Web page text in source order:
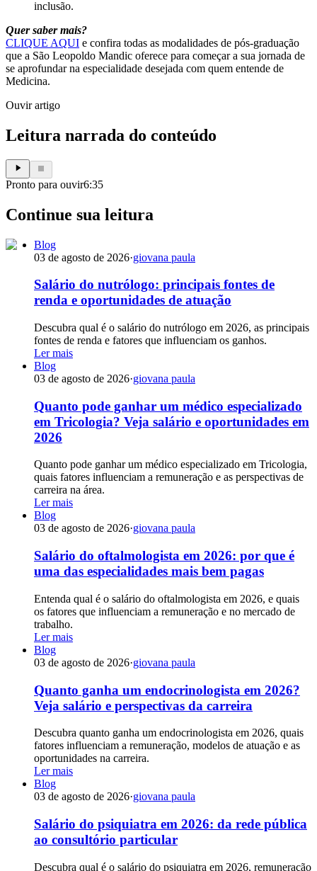
inclusão.
Quer saber mais?
CLIQUE AQUI e confira todas as modalidades de pós-graduação
que a São Leopoldo Mandic oferece para começar a sua jornada de
se aprofundar na especialidade desejada com quem entende de
Medicina.
Ouvir artigo
Leitura narrada do conteúdo
Pronto para ouvir6:35
Continue sua leitura
Blog
03 de agosto de 2026·giovana paula
Salário do nutrólogo: principais fontes de
renda e oportunidades de atuação
Descubra qual é o salário do nutrólogo em 2026, as principais
fontes de renda e fatores que influenciam os ganhos.
Ler mais
Blog
03 de agosto de 2026·giovana paula
Quanto pode ganhar um médico especializado
em Tricologia? Veja salário e oportunidades em
2026
Quanto pode ganhar um médico especializado em Tricologia,
quais fatores influenciam a remuneração e as perspectivas de
carreira na área.
Ler mais
Blog
03 de agosto de 2026·giovana paula
Salário do oftalmologista em 2026: por que é
uma das especialidades mais bem pagas
Entenda qual é o salário do oftalmologista em 2026, e quais
os fatores que influenciam a remuneração e no mercado de
trabalho.
Ler mais
Blog
03 de agosto de 2026·giovana paula
Quanto ganha um endocrinologista em 2026?
Veja salário e perspectivas da carreira
Descubra quanto ganha um endocrinologista em 2026, quais
fatores influenciam a remuneração, modelos de atuação e as
oportunidades na carreira.
Ler mais
Blog
03 de agosto de 2026·giovana paula
Salário do psiquiatra em 2026: da rede pública
ao consultório particular
Descubra qual é o salário do psiquiatra em 2026, remuneração